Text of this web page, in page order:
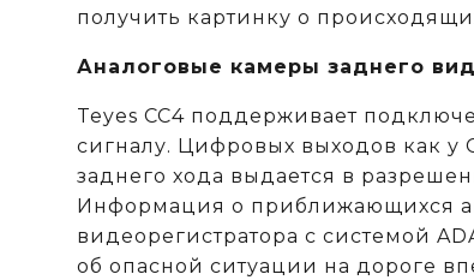
получить картинку о
Аналоговые камеры заднего
Teyes CC4 поддерживает
сигналу. Цифровых выходов как у
заднего хода выдается в
Информация о приближающихся
видеорегистратора с системой
об опасной ситуации на дороге